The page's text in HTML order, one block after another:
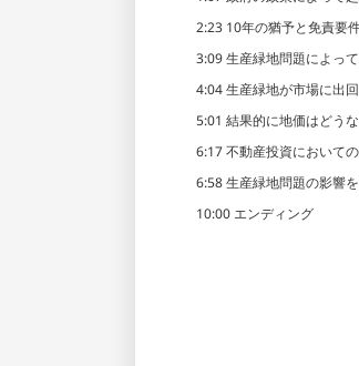
2:23 10年の猶予と免責要
3:09 生産緑地問題によっ
4:04 生産緑地が市場に出
5:01 結果的に地価はどう
6:17 不動産投資において
6:58 生産緑地問題の影響
10:00 エンディング